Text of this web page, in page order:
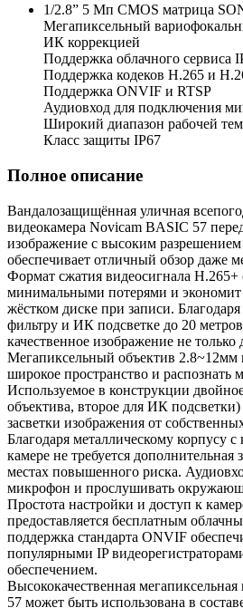
1/2.8” 5 Мп CMOS матрица
Мегапиксельный
ИК коррекцией
Поддержка облачного сервиса
Поддержка кодеков H.265 и
Поддержка ONVIF и RTSP
Аудиовход для подключения
Широкий диапазон рабочей
Класс защиты IP67
Полное описание
Вандалозащищённая уличная
видеокамера Novicam BASIC 57
изображение с высоким
обеспечивает отличный обзор даже
Формат сжатия видеосигнала H.265+
минимальными потерями и экономит
жёстком диске при записи.
фильтру и ИК подсветке до 20
качественное изображение не
Мегапиксельный объектив 2.8~12мм
широкое пространство и распознать
Используемое в конструкции
объектива, второе для ИК
засветки изображения от
Благодаря металлическому корпусу
камере не требуется дополнительная
местах повышенного риска.
микрофон и прослушивать
Простота настройки и доступ к
предоставляется бесплатным
поддержка стандарта ONVIF
популярными IP
обеспечением.
Высококачественная
57 может быть использована в